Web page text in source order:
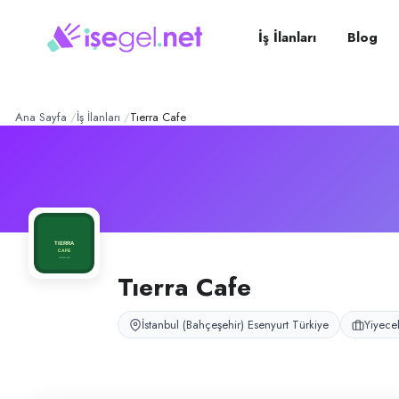
CAFE– Şirket
TIERRA CAFE, İstanbul Esenyurt Bahçeşehir bölgesinde kafe ve servis
pozisyonlar
Servis Elemanı
İş İlanları Blog
Ana Sayfa İş İlanları Tıerra Cafe
Tıerra Cafe
İstanbul (Bahçeşehir) Esenyurt Türkiye